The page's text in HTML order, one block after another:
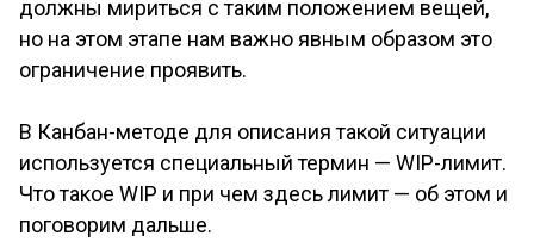
должны мириться с таким положением вещей,
но на этом этапе нам важно явным образом это
ограничение проявить.
В Канбан-методе для описания такой ситуации
используется специальный термин — WIP-лимит.
Что такое WIP и при чем здесь лимит — об этом и
поговорим дальше.